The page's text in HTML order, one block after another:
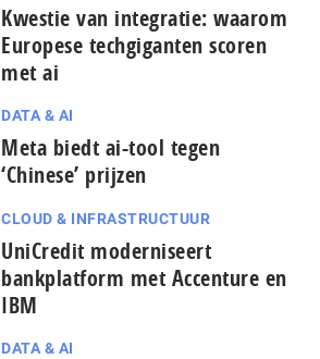
Kwestie van integratie: waarom
Europese techgiganten scoren
met ai
DATA & AI
Meta biedt ai-tool tegen
‘Chinese’ prijzen
CLOUD & INFRASTRUCTUUR
UniCredit moderniseert
bankplatform met Accenture en
IBM
DATA & AI